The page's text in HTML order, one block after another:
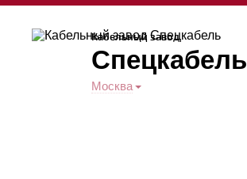
Кабельный завод
Спецкабель
Москва